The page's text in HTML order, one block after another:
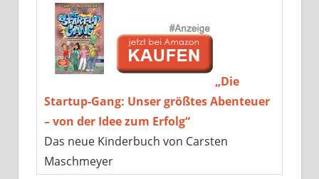
„Die
Startup-Gang: Unser größtes Abenteuer
– von der Idee zum Erfolg“
Das neue Kinderbuch von Carsten
Maschmeyer